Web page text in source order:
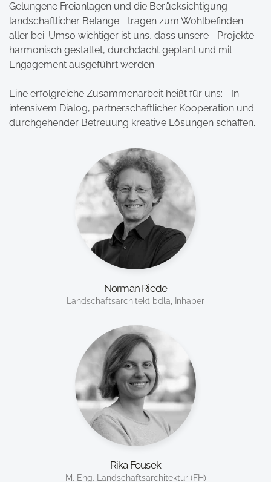
Gelungene Freianlagen und die Berücksichtigung
landschaftlicher Belange tragen zum Wohlbefinden
aller bei. Umso wichtiger ist uns, dass unsere Projekte
harmonisch gestaltet, durchdacht geplant und mit
Engagement ausgeführt werden.
Eine erfolgreiche Zusammenarbeit heißt für uns: In
intensivem Dialog, partnerschaftlicher Kooperation und
durchgehender Betreuung kreative Lösungen schaffen.
Norman Riede
Landschaftsarchitekt bdla, Inhaber
Rika Fousek
M. Eng. Landschaftsarchitektur (FH)